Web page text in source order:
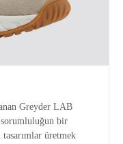
Greyder LAB
bir
üretmek